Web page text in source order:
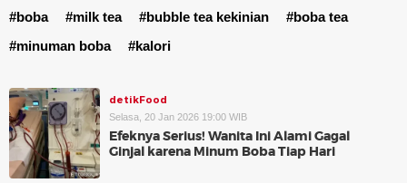
#boba #milk tea #bubble tea kekinian
#boba tea
#minuman boba
#kalori
detikFood
Selasa, 20 Jan 2026 19:00 WIB
Efeknya Serius! Wanita Ini Alami Gagal
Ginjal karena Minum Boba Tiap Hari